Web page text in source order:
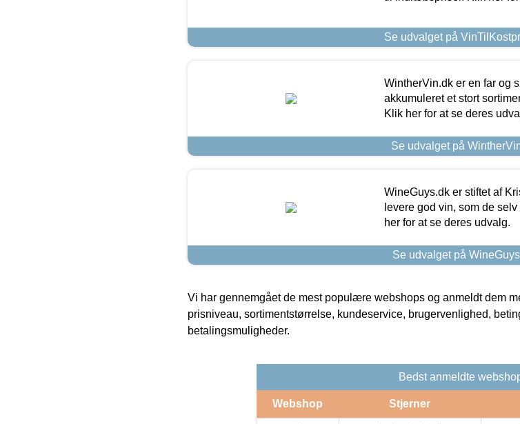
Se udvalget på
WintherVin.dk er en far og
akkumuleret et stort
Klik her for at se deres
Se udvalget på
WineGuys.dk er stiftet af
levere god vin, som de
her for at se deres udvalg.
Se udvalget på
Vi har gennemgået de mest populære webshops og anmeldt dem
prisniveau, sortimentstørrelse, kundeservice, brugervenlighed,
betalingsmuligheder.
Bedst anmeldte
Webshop Stjerner